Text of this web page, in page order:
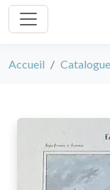
Accueil Catalogue